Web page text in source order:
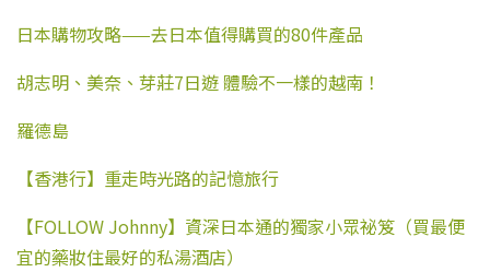
日本購物攻略——去日本值得購買的80件產品
胡志明、美奈、芽莊7日遊 體驗不一樣的越南！
羅德島
【香港行】重走時光路的記憶旅行
【FOLLOW Johnny】資深日本通的獨家小眾祕笈（買最便
宜的藥妝住最好的私湯酒店）